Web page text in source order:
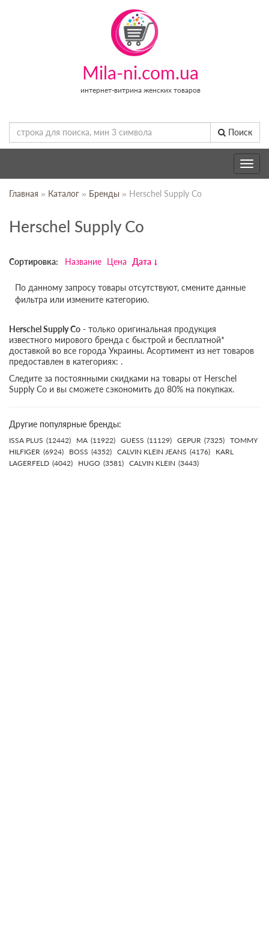
Mila-ni.com.ua
интернет-витрина женских товаров
Поиск
Toggle
Главная » Каталог » Бренды » Herschel Supply Co
Herschel Supply Co
Сортировка: Название Цена Дата
По данному запросу товары отсутствуют, смените данные
фильтра или измените категорию.
Herschel Supply Co - только оригинальная продукция
известного мирового бренда с быстрой и бесплатной*
доставкой во все города Украины. Асортимент из нет товаров
предоставлен в категориях: .
Следите за постоянными скидками на товары от Herschel
Supply Co и вы сможете сэкономить до 80% на покупках.
Другие популярные бренды:
ISSA PLUS (12442) MA (11922) GUESS (11129) GEPUR (7325) TOMMY
HILFIGER (6924) BOSS (4352) CALVIN KLEIN JEANS (4176)
KARL
LAGERFELD (4042) HUGO (3581) CALVIN KLEIN (3443)